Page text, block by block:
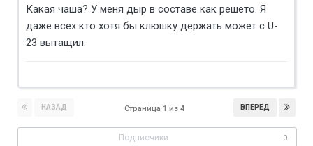
Какая чаша? У меня дыр в составе как решето. Я
даже всех кто хотя бы клюшку держать может с U-
23 вытащил.
НАЗАД ВПЕРЁД
Страница 1 из 4
Подписчики 0